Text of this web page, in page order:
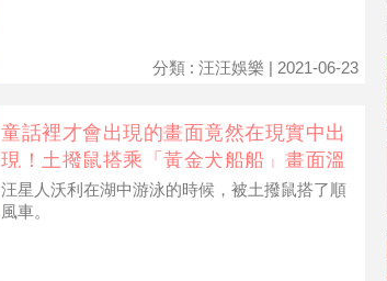
分類 : 汪汪娛樂 | 2021-06-23
童話裡才會出現的畫面竟然在現實中出
現！土撥鼠搭乘「黃金犬船船」畫面溫
馨可愛！
汪星人沃利在湖中游泳的時候，被土撥鼠搭了順
風車。